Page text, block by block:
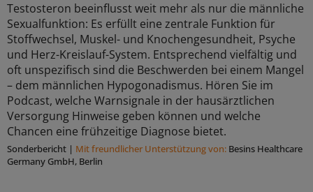
Testosteron beeinflusst weit mehr als nur die männliche
Sexualfunktion: Es erfüllt eine zentrale Funktion für
Stoffwechsel, Muskel- und Knochengesundheit, Psyche
und Herz-Kreislauf-System. Entsprechend vielfältig und
oft unspezifisch sind die Beschwerden bei einem Mangel
– dem männlichen Hypogonadismus. Hören Sie im
Podcast, welche Warnsignale in der hausärztlichen
Versorgung Hinweise geben können und welche
Chancen eine frühzeitige Diagnose bietet.
Sonderbericht | Mit freundlicher Unterstützung von: Besins Healthcare
Germany GmbH, Berlin